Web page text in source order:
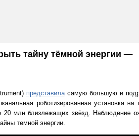
тайну тёмной энергии —
представиласамую большую и
роботизированная установка на
20 млн близлежащих звёзд. Наблюдение
темной энергии.